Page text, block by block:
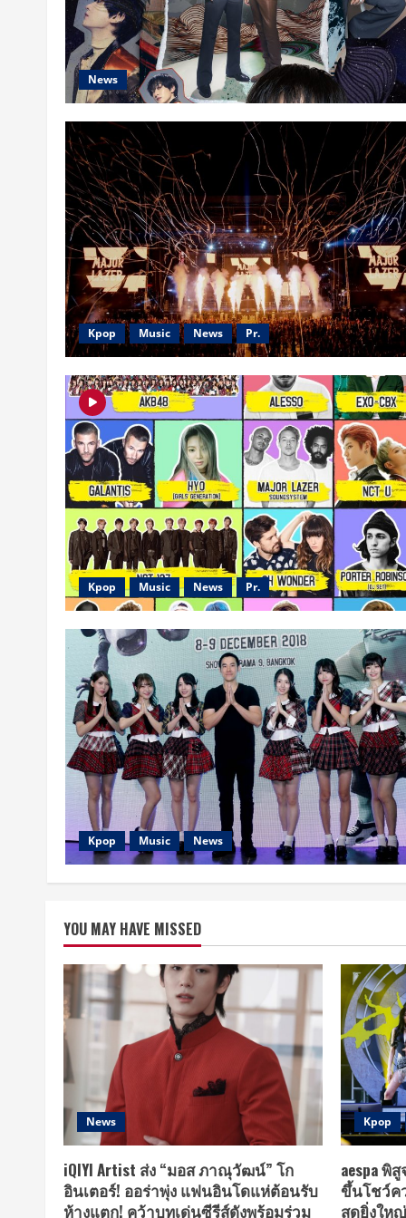
News
Kpop Music News Pr.
Kpop Music News Pr.
Kpop Music News
YOU MAY HAVE MISSED
News
iQIYI Artist ส่ง “มอส ภาณุวัฒน์” โก
อินเตอร์! ออร่าพุ่ง แฟนอินโดแห่ต้อนรับ
ห้างแตก! คว้าบทเด่นซีรีส์ดังพร้อมร่วม
Kpop
aespa พิ
ขึ้นโชว์ค
สุดยิ่งใหญ่